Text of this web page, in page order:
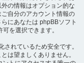
の情報はオプション的な
自分のアカウント情報の
にあなたは phpBBソフト
を選択できます。
れているため安全です。
は望ましくありません。